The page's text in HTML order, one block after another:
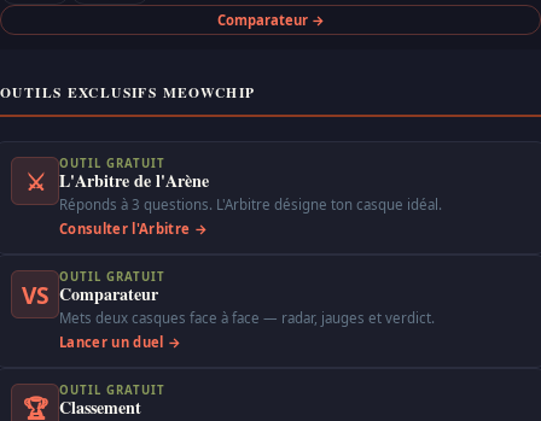
Comparateur →
OUTILS EXCLUSIFS MEOWCHIP
⚔
OUTIL GRATUIT
L'Arbitre de l'Arène
Réponds à 3 questions. L'Arbitre désigne ton casque idéal.
Consulter l'Arbitre →
VS
OUTIL GRATUIT
Comparateur
Mets deux casques face à face — radar, jauges et verdict.
Lancer un duel →
🏆
OUTIL GRATUIT
Classement